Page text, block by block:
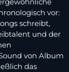
vor:
schreibt,
und der
von Album
das